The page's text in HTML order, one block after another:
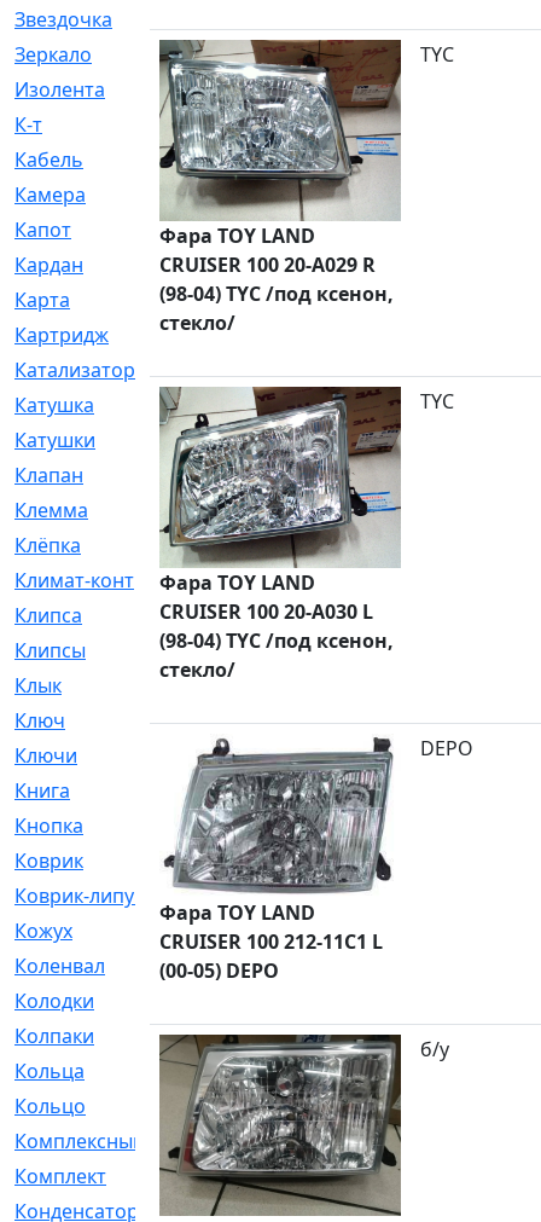
Звездочка
Зеркало
[369]
Изолента
[1]
К-т
[13]
Кабель
[50]
Камера
[4]
Капот
[144]
Кардан
[131]
Карта
[2]
Картридж
[250]
Катализатор
[1]
Катушка
[2]
Катушки
[291]
Клапан
[375]
Клемма
[5]
Клёпка
[2]
Климат-контроль
[3]
Клипса
[21]
Клипсы
[321]
Клык
[4]
Ключ
[2]
Ключи
[3]
Книга
[293]
Кнопка
[3]
Коврик
[1]
Коврик-липучка
[2]
Кожух
[4]
Коленвал
[38]
Колодки
Колпаки
[5]
Кольца
[1164]
Кольцо
[272]
Комплексный
[1]
Комплект
[196]
Конденсатор
[1]
Фара TOY LAND
CRUISER 100 20-A029 R
(98-04) TYC /под ксенон,
стекло/
TYC
Фара TOY LAND
CRUISER 100 20-A030 L
(98-04) TYC /под ксенон,
стекло/
TYC
Фара TOY LAND
CRUISER 100 212-11C1 L
(00-05) DEPO
DEPO
б/у